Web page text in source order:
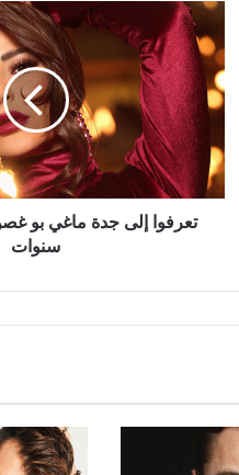
تعرفوا
إلى
جدة
ماغي
بو
التي
تبلغ
الـ103
سنوات
سنوات